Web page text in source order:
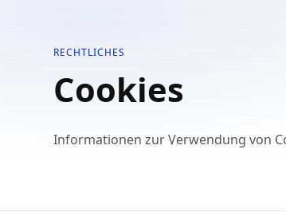
RECHTLICHES
Cookies
Informationen zur Verwendung von